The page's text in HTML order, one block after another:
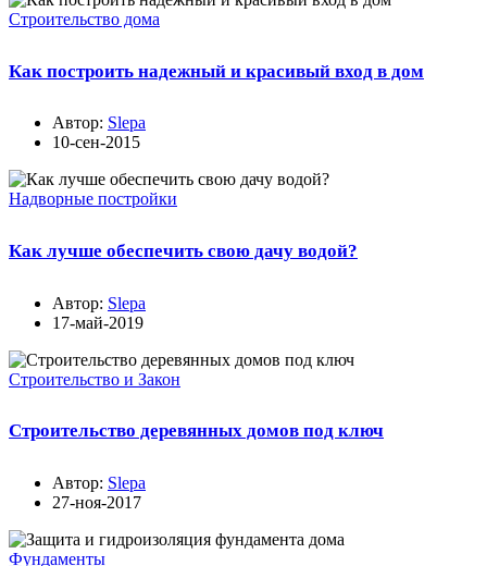
Строительство дома
Как построить надежный и красивый вход в дом
Автор: Slepa
10-сен-2015
Надворные постройки
Как лучше обеспечить свою дачу водой?
Автор: Slepa
17-май-2019
Строительство и Закон
Строительство деревянных домов под ключ
Автор: Slepa
27-ноя-2017
Фундаменты